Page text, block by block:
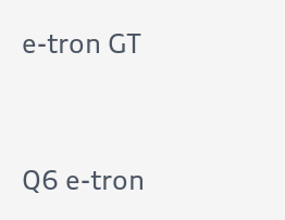
e-tron GT
Q6 e-tron